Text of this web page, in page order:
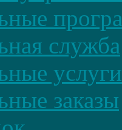
служба
услуги
заказы